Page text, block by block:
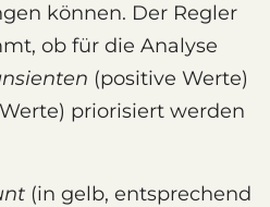
können. Der Regler
ob für die Analyse
(positive Werte)
priorisiert werden
(in gelb, entsprechend